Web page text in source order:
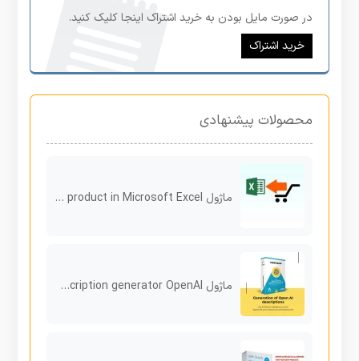
در صورت مایل بودن به خرید اشتراک اینجا کلیک کنید.
خرید اشتراک
محصولات پیشنهادی
ماژول Export product in Microsoft Excel برای پرستاشاپ
ماژول Product description generator OpenAI برای پرستاشاپ